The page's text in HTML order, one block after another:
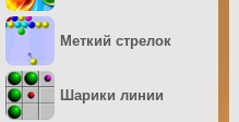
Меткий стрелок
Шарики линии